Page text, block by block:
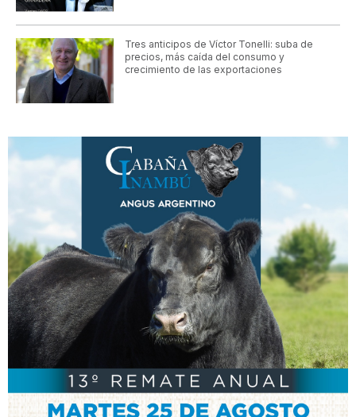
Tres anticipos de Víctor Tonelli: suba de
precios, más caída del consumo y
crecimiento de las exportaciones